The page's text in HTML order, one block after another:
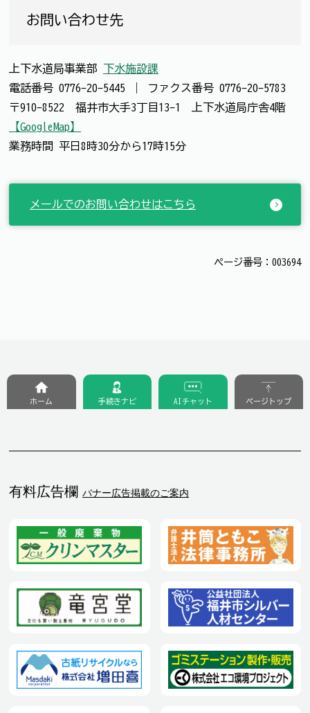
お問い合わせ先
上下水道局事業部 下水施設課
電話番号 0776-20-5445 ファクス番号 0776-20-5783
〒910-8522 福井市大手3丁目13-1 上下水道局庁舎4階
【GoogleMap】
業務時間 平日8時30分から17時15分
メールでのお問い合わせはこちら
ページ番号：003694
有料広告欄 バナー広告掲載のご案内
ホーム 手続きナビ AIチャット ページトップ